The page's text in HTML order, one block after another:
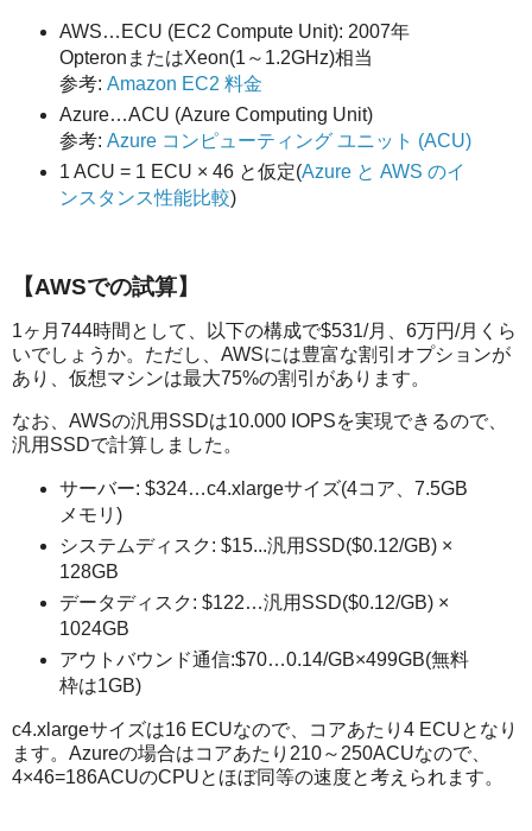
AWS…ECU (EC2 Compute Unit): 2007年
OpteronまたはXeon(1～1.2GHz)相当
参考: Amazon EC2 料金
Azure…ACU (Azure Computing Unit)
参考: Azure コンピューティング ユニット (ACU)
1 ACU = 1 ECU × 46 と仮定(Azure と AWS のイ
ンスタンス性能比較)
【AWSでの試算】
1ヶ月744時間として、以下の構成で$531/月、6万円/月くら
いでしょうか。ただし、AWSには豊富な割引オプションが
あり、仮想マシンは最大75%の割引があります。
なお、AWSの汎用SSDは10.000 IOPSを実現できるので、
汎用SSDで計算しました。
サーバー: $324…c4.xlargeサイズ(4コア、7.5GB
メモリ)
システムディスク: $15...汎用SSD($0.12/GB) ×
128GB
データディスク: $122…汎用SSD($0.12/GB) ×
1024GB
アウトバウンド通信:$70…0.14/GB×499GB(無料
枠は1GB)
c4.xlargeサイズは16 ECUなので、コアあたり4 ECUとなり
ます。Azureの場合はコアあたり210～250ACUなので、
4×46=186ACUのCPUとほぼ同等の速度と考えられます。